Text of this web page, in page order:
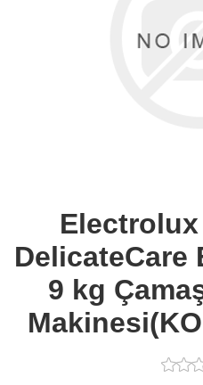
DelicateCare
9 kg